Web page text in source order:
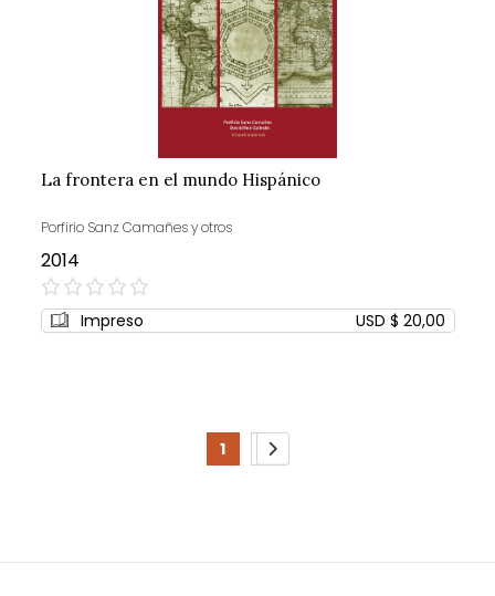
La frontera en el mundo Hispánico
Porfirio Sanz Camañes y otros
2014
0%
Impreso USD $ 20,00
Page
You're
page
1
Page
2
Page
Siguiente